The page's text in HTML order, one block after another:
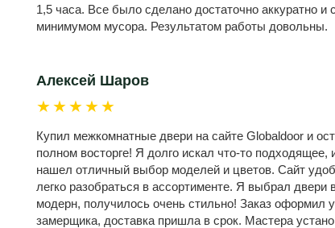
1,5 часа. Все было сделано достаточно аккуратно и
минимумом мусора. Результатом работы довольны.
Алексей Шаров
★★★★★
Купил межкомнатные двери на сайте Globaldoor и
полном восторге! Я долго искал что-то подходящее,
нашел отличный выбор моделей и цветов. Сайт
легко разобраться в ассортименте. Я выбрал двери
модерн, получилось очень стильно! Заказ оформил у
замерщика, доставка пришла в срок. Мастера